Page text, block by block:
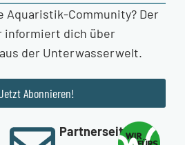
Aquaristik-Community? Der
informiert dich über
der Unterwasserwelt.
Abonnieren!
Partnerseiten